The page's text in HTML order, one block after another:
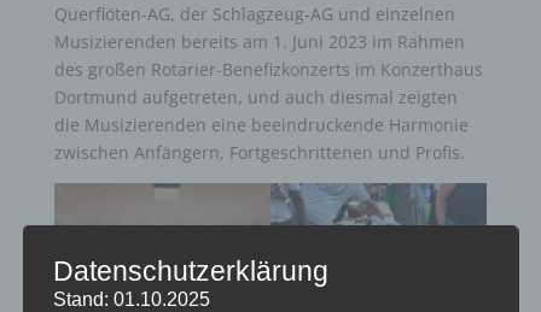
Querflöten-AG, der Schlagzeug-AG und einzelnen
Musizierenden bereits am 1. Juni 2023 im Rahmen
des großen Rotarier-Benefizkonzerts im Konzerthaus
Dortmund aufgetreten, und auch diesmal zeigten
die Musizierenden eine beeindruckende Harmonie
zwischen Anfängern, Fortgeschrittenen und Profis.
Datenschutzerklärung
Stand: 01.10.2025